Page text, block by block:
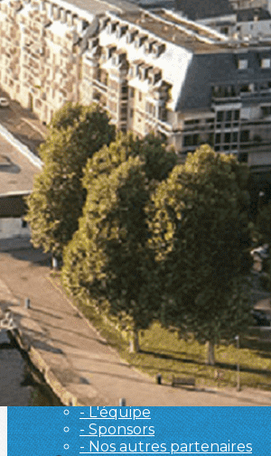
Exporter les lignes sélectionnées
Exporter toutes les colonnes
Exporter uniquement les
Menu
<
>
- 🎁 Caen on aime, on partage
- 🎉 Les événements AVF
- Activités et Loisirs
Ajoutez un logo, un bouton, des
Cliquez pour éditer
L'association▴▾
- L'association
- Brochure
- L'équipe
- Sponsors
- Nos autres partenaires